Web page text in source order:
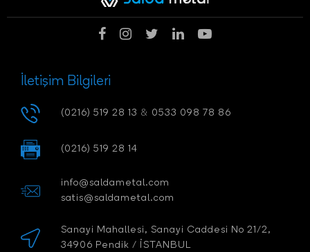
İletişim Bilgileri
(0216) 519 28 13 & 0533 098 78 86
(0216) 519 28 14
info@saldametal.com
satis@saldametal.com
Sanayi Mahallesi, Sanayi Caddesi No 21/2,
34906 Pendik / İSTANBUL